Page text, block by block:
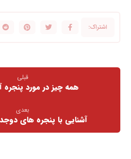
قبلی
همه چیز در مورد پنجره
بعدی
آشنایی با پنجره های